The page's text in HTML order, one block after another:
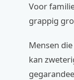
Voor
grappig
Mensen
kan